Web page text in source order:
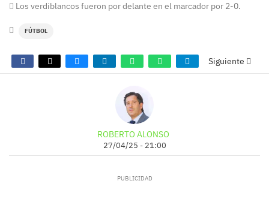
Los verdiblancos fueron por delante en el marcador por 2-0.
FÚTBOL
Siguiente
ROBERTO ALONSO
27/04/25 - 21:00